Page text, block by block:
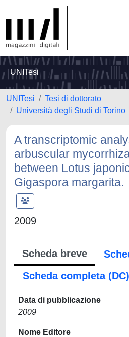
UNITesi
UNITesi
Tesi di dottorato
Università degli Studi di Torino
A transcriptomic
arbuscular
between Lotus
Gigaspora margarita.
2009
Scheda breve
Scheda completa (DC)
Data di pubblicazione
2009
Nome Editore